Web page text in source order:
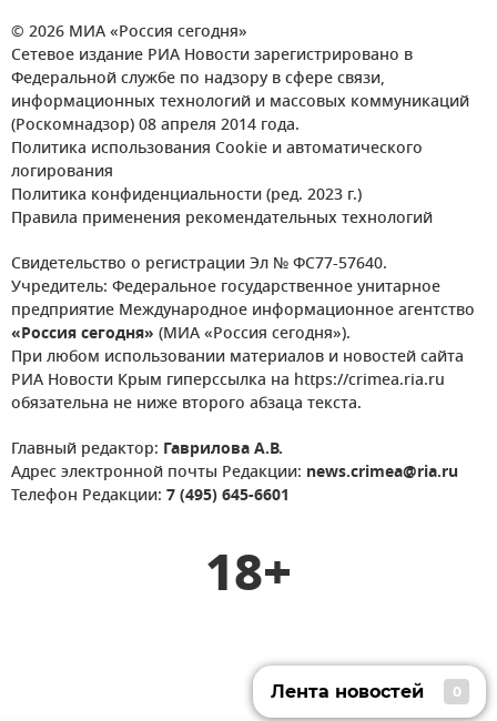
© 2026 МИА «Россия сегодня»
Сетевое издание РИА Новости зарегистрировано в
Федеральной службе по надзору в сфере связи,
информационных технологий и массовых коммуникаций
(Роскомнадзор) 08 апреля 2014 года.
Политика использования Cookie и автоматического
логирования
Политика конфиденциальности (ред. 2023 г.)
Правила применения рекомендательных технологий
Свидетельство о регистрации Эл № ФС77-57640.
Учредитель: Федеральное государственное унитарное
предприятие Международное информационное агентство
«Россия сегодня» (МИА «Россия сегодня»).
При любом использовании материалов и новостей сайта
РИА Новости Крым гиперссылка на https://crimea.ria.ru
обязательна не ниже второго абзаца текста.
Главный редактор: Гаврилова А.В.
Адрес электронной почты Редакции: news.crimea@ria.ru
Телефон Редакции: 7 (495) 645-6601
18+
Лента новостей 0